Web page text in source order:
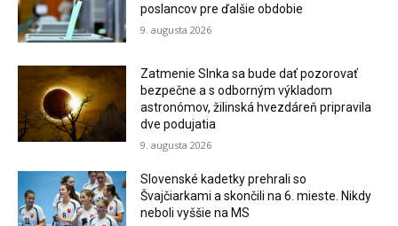
poslancov pre ďalšie obdobie
9. augusta 2026
Zatmenie Slnka sa bude dať pozorovať
bezpečne a s odborným výkladom
astronómov, žilinská hvezdáreň pripravila
dve podujatia
9. augusta 2026
Slovenské kadetky prehrali so
Švajčiarkami a skončili na 6. mieste. Nikdy
neboli vyššie na MS